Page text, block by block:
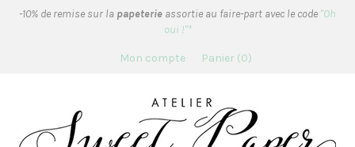
-10% de remise sur la papeterie assortie au faire-part avec le code "Oh
oui !"*
Mon compte Panier 0